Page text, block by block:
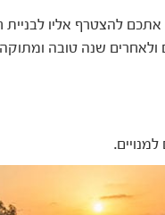
להצטרף אליו לבניית
ולאחרים שנה טובה